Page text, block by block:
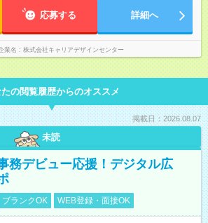
応募する 詳細へ
業名 株式会社キャリアデザインセンター
の閲覧履歴からのオススメ
掲載日：2026.08.07
未読
務デビュー応援！デジタル広
ブランクOK WEB登録・面接OK